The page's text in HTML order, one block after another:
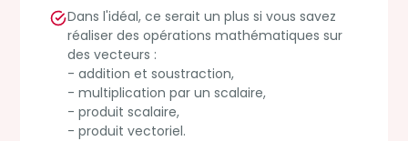
Dans l'idéal, ce serait un plus si vous savez
réaliser des opérations mathématiques sur
des vecteurs :
- addition et soustraction,
- multiplication par un scalaire,
- produit scalaire,
- produit vectoriel.